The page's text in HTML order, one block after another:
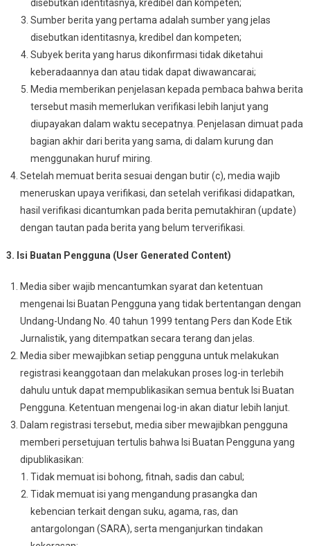
disebutkan identitasnya, kredibel dan kompeten;
Sumber berita yang pertama adalah sumber yang jelas
disebutkan identitasnya, kredibel dan kompeten;
Subyek berita yang harus dikonfirmasi tidak diketahui
keberadaannya dan atau tidak dapat diwawancarai;
Media memberikan penjelasan kepada pembaca bahwa berita
tersebut masih memerlukan verifikasi lebih lanjut yang
diupayakan dalam waktu secepatnya. Penjelasan dimuat pada
bagian akhir dari berita yang sama, di dalam kurung dan
menggunakan huruf miring.
Setelah memuat berita sesuai dengan butir (c), media wajib
meneruskan upaya verifikasi, dan setelah verifikasi didapatkan,
hasil verifikasi dicantumkan pada berita pemutakhiran (update)
dengan tautan pada berita yang belum terverifikasi.
3. Isi Buatan Pengguna (User Generated Content)
Media siber wajib mencantumkan syarat dan ketentuan
mengenai Isi Buatan Pengguna yang tidak bertentangan dengan
Undang-Undang No. 40 tahun 1999 tentang Pers dan Kode Etik
Jurnalistik, yang ditempatkan secara terang dan jelas.
Media siber mewajibkan setiap pengguna untuk melakukan
registrasi keanggotaan dan melakukan proses log-in terlebih
dahulu untuk dapat mempublikasikan semua bentuk Isi Buatan
Pengguna. Ketentuan mengenai log-in akan diatur lebih lanjut.
Dalam registrasi tersebut, media siber mewajibkan pengguna
memberi persetujuan tertulis bahwa Isi Buatan Pengguna yang
dipublikasikan:
Tidak memuat isi bohong, fitnah, sadis dan cabul;
Tidak memuat isi yang mengandung prasangka dan
kebencian terkait dengan suku, agama, ras, dan
antargolongan (SARA), serta menganjurkan tindakan